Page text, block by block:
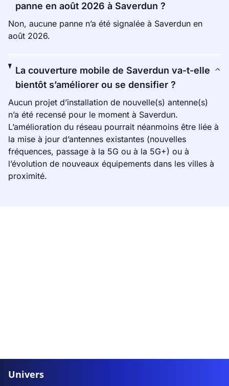
panne en août 2026 à Saverdun ?
Non, aucune panne n’a été signalée à Saverdun en
août 2026.
La couverture mobile de Saverdun va-t-elle
bientôt s’améliorer ou se densifier ?
Aucun projet d’installation de nouvelle(s) antenne(s)
n’a été recensé pour le moment à Saverdun.
L’amélioration du réseau pourrait néanmoins être liée à
la mise à jour d’antennes existantes (nouvelles
fréquences, passage à la 5G ou à la 5G+) ou à
l’évolution de nouveaux équipements dans les villes à
proximité.
Univers